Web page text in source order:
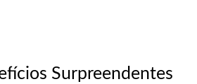
Surpreendentes